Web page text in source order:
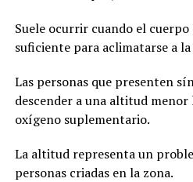
Suele ocurrir cuando el
suficiente para aclimatarse a
Las personas que presenten
descender a una altitud
oxígeno suplementario.
La altitud representa un
personas criadas en la zona.